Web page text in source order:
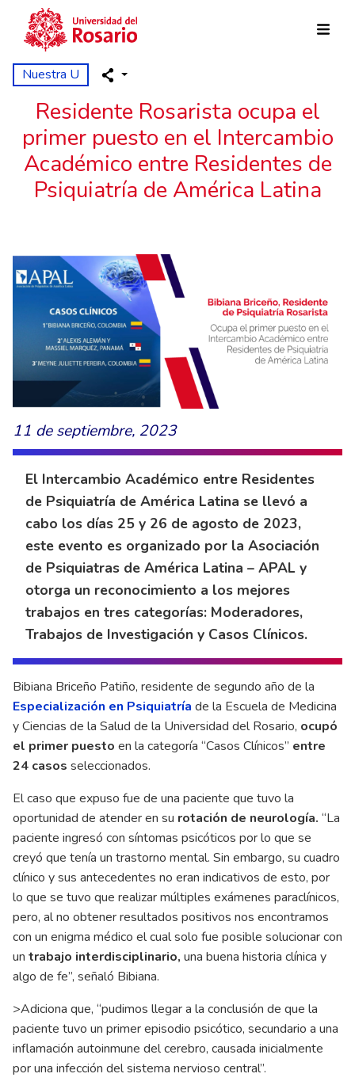
Pasar al contenido principal
Nuestra U
Residente Rosarista ocupa el
primer puesto en el Intercambio
Académico entre Residentes de
Psiquiatría de América Latina
11 de septiembre, 2023
El Intercambio Académico entre Residentes
de Psiquiatría de América Latina se llevó a
cabo los días 25 y 26 de agosto de 2023,
este evento es organizado por la Asociación
de Psiquiatras de América Latina – APAL y
otorga un reconocimiento a los mejores
trabajos en tres categorías: Moderadores,
Trabajos de Investigación y Casos Clínicos.
Bibiana Briceño Patiño, residente de segundo año de la
Especialización en Psiquiatría de la Escuela de Medicina
y Ciencias de la Salud de la Universidad del Rosario, ocupó
el primer puesto en la categoría “Casos Clínicos” entre
24 casos seleccionados.
El caso que expuso fue de una paciente que tuvo la
oportunidad de atender en su rotación de neurología. “La
paciente ingresó con síntomas psicóticos por lo que se
creyó que tenía un trastorno mental. Sin embargo, su cuadro
clínico y sus antecedentes no eran indicativos de esto, por
lo que se tuvo que realizar múltiples exámenes paraclínicos,
pero, al no obtener resultados positivos nos encontramos
con un enigma médico el cual solo fue posible solucionar con
un trabajo interdisciplinario, una buena historia clínica y
algo de fe”, señaló Bibiana.
>Adiciona que, “pudimos llegar a la conclusión de que la
paciente tuvo un primer episodio psicótico, secundario a una
inflamación autoinmune del cerebro, causada inicialmente
por una infección del sistema nervioso central”.